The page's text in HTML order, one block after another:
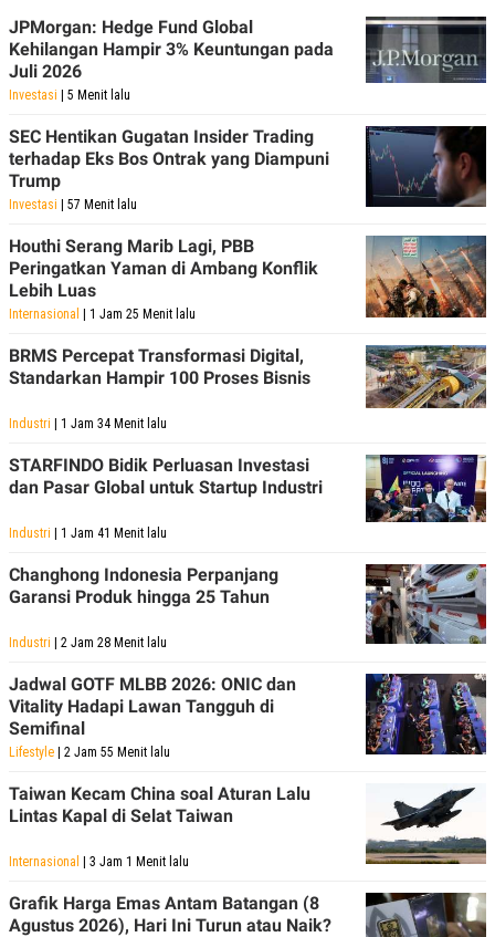
PEMBERITAAN
SIBER
PRIVACY
POLICY
JPMorgan: Hedge Fund Global
Kehilangan Hampir 3% Keuntungan pada
Juli 2026
Investasi | 5 Menit lalu
SEC Hentikan Gugatan Insider Trading
terhadap Eks Bos Ontrak yang Diampuni
Trump
Investasi | 57 Menit lalu
Houthi Serang Marib Lagi, PBB
Peringatkan Yaman di Ambang Konflik
Lebih Luas
Internasional | 1 Jam 25 Menit lalu
BRMS Percepat Transformasi Digital,
Standarkan Hampir 100 Proses Bisnis
Industri | 1 Jam 34 Menit lalu
STARFINDO Bidik Perluasan Investasi
dan Pasar Global untuk Startup Industri
Industri | 1 Jam 41 Menit lalu
Changhong Indonesia Perpanjang
Garansi Produk hingga 25 Tahun
Industri | 2 Jam 28 Menit lalu
Jadwal GOTF MLBB 2026: ONIC dan
Vitality Hadapi Lawan Tangguh di
Semifinal
Lifestyle | 2 Jam 55 Menit lalu
Taiwan Kecam China soal Aturan Lalu
Lintas Kapal di Selat Taiwan
Internasional | 3 Jam 1 Menit lalu
Grafik Harga Emas Antam Batangan (8
Agustus 2026), Hari Ini Turun atau Naik?